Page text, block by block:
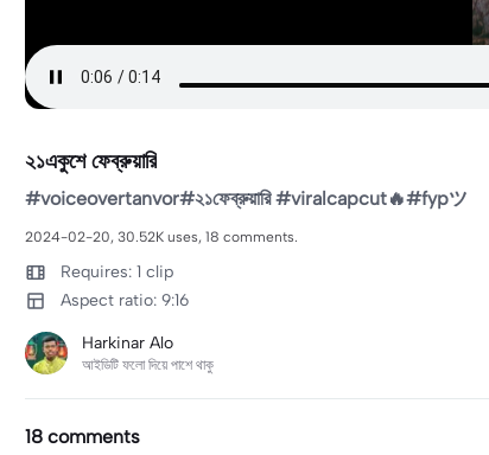
২১একুশে ফেব্রুয়ারি
#voiceovertanvor#২১ফেব্রুয়ারি #viralcapcut🔥#fypツ⁠
2024-02-20, 30.52K uses, 18 comments.
Requires: 1 clip
Aspect ratio: 9:16
Harkinar Alo
আইডিটি ফলো দিয়ে পাশে থাকু
18 comments